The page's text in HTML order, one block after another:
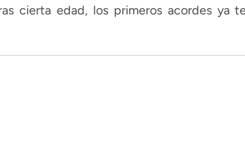
cierta edad, los primeros acordes ya